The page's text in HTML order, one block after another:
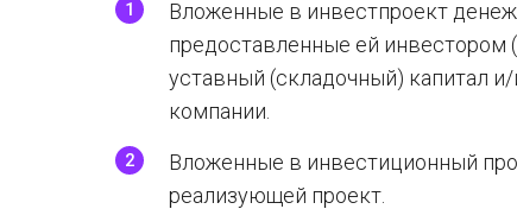
Вложенные в инвестпроект
предоставленные ей инвестором
уставный (складочный) капитал
компании.
Вложенные в инвестиционный
реализующей проект.